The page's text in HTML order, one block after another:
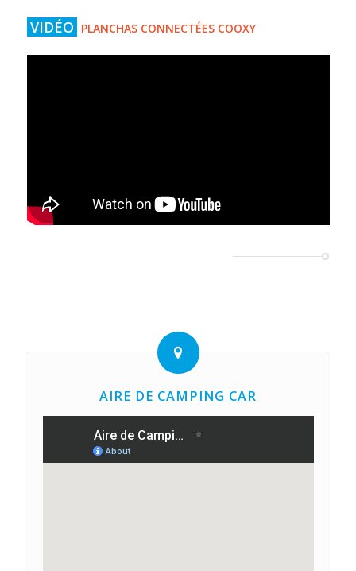
VIDÉO PLANCHAS CONNECTÉES COOXY
AIRE DE CAMPING CAR